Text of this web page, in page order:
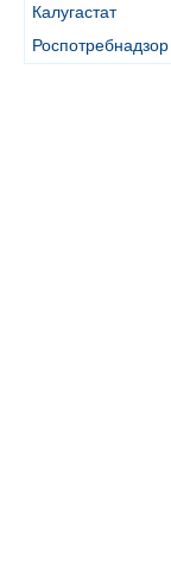
Калугастат
Роспотребнадзор